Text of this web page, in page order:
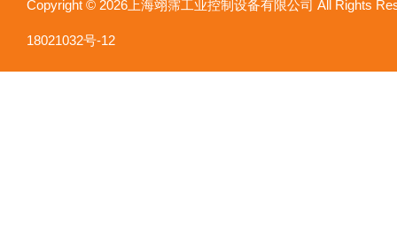
Copyright © 2026上海翊霈工业控制设备有限公司 All Rights
18021032号-12